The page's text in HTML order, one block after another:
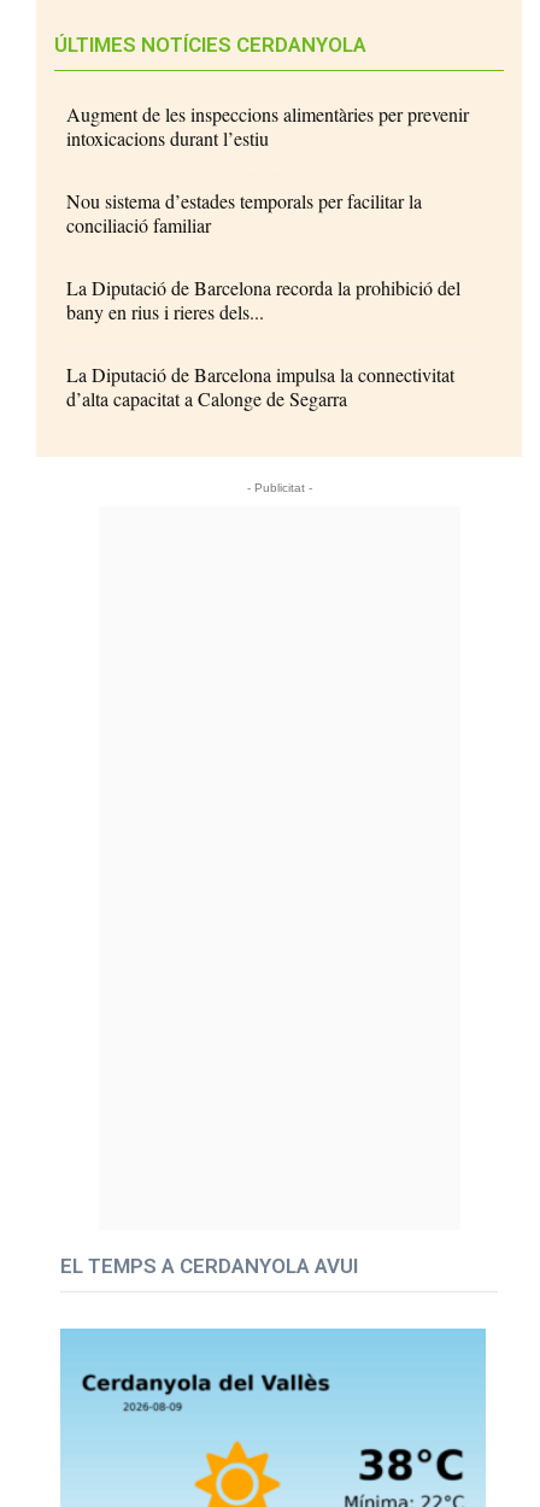
ÚLTIMES NOTÍCIES CERDANYOLA
Augment de les inspeccions alimentàries per prevenir
intoxicacions durant l’estiu
Nou sistema d’estades temporals per facilitar la
conciliació familiar
La Diputació de Barcelona recorda la prohibició del
bany en rius i rieres dels...
La Diputació de Barcelona impulsa la connectivitat
d’alta capacitat a Calonge de Segarra
- Publicitat -
EL TEMPS A CERDANYOLA AVUI